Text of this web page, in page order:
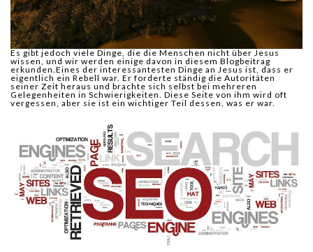
Es gibt jedoch viele Dinge, die die Menschen nicht über Jesus
wissen, und wir werden einige davon in diesem Blogbeitrag
erkunden.Eines der interessantesten Dinge an Jesus ist, dass er
eigentlich ein Rebell war. Er forderte ständig die Autoritäten
seiner Zeit heraus und brachte sich selbst bei mehreren
Gelegenheiten in Schwierigkeiten. Diese Seite von ihm wird oft
vergessen, aber sie ist ein wichtiger Teil dessen, was er war.